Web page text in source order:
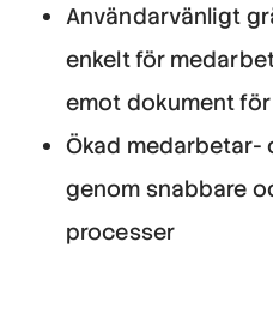
Användarvänligt
enkelt för
emot dokument
Ökad medarbetar-
genom snabbare
processer